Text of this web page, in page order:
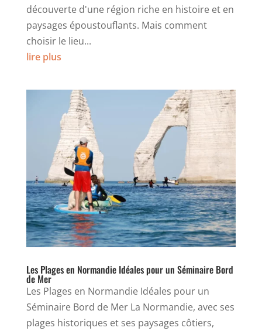
découverte d'une région riche en histoire et en
paysages époustouflants. Mais comment
choisir le lieu...
lire plus
Les Plages en Normandie Idéales pour un Séminaire Bord
de Mer
Les Plages en Normandie Idéales pour un
Séminaire Bord de Mer La Normandie, avec ses
plages historiques et ses paysages côtiers,